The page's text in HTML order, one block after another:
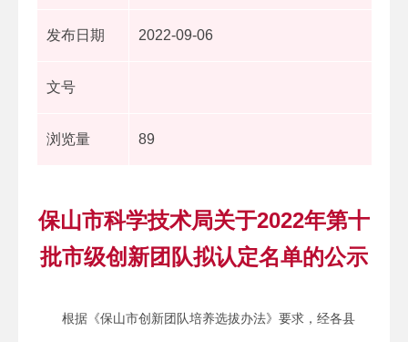
发布日期 2022-09-06
文号
浏览量 89
保山市科学技术局关于2022年第十
批市级创新团队拟认定名单的公示
根据《保山市创新团队培养选拔办法》要求，经各县